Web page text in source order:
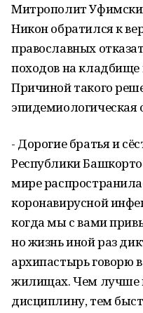
Митрополит
Никон обратился к
православных
походов на
Причиной такого
эпидемиологическая
- Дорогие братья и
Республики
мире
коронавирусной
когда мы с вами
но жизнь иной раз
архипастырь говорю
жилищах. Чем лучше
дисциплину, тем